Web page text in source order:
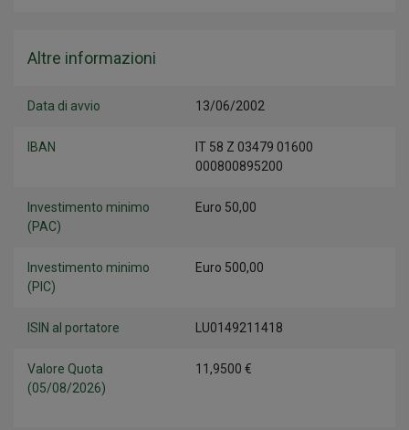
Altre informazioni
Data di avvio 13/06/2002
IBAN
IT 58 Z 03479 01600
000800895200
Investimento minimo
(PAC)
Euro 50,00
Investimento minimo
(PIC)
Euro 500,00
ISIN al portatore LU0149211418
Valore Quota
(05/08/2026)
11,9500 €